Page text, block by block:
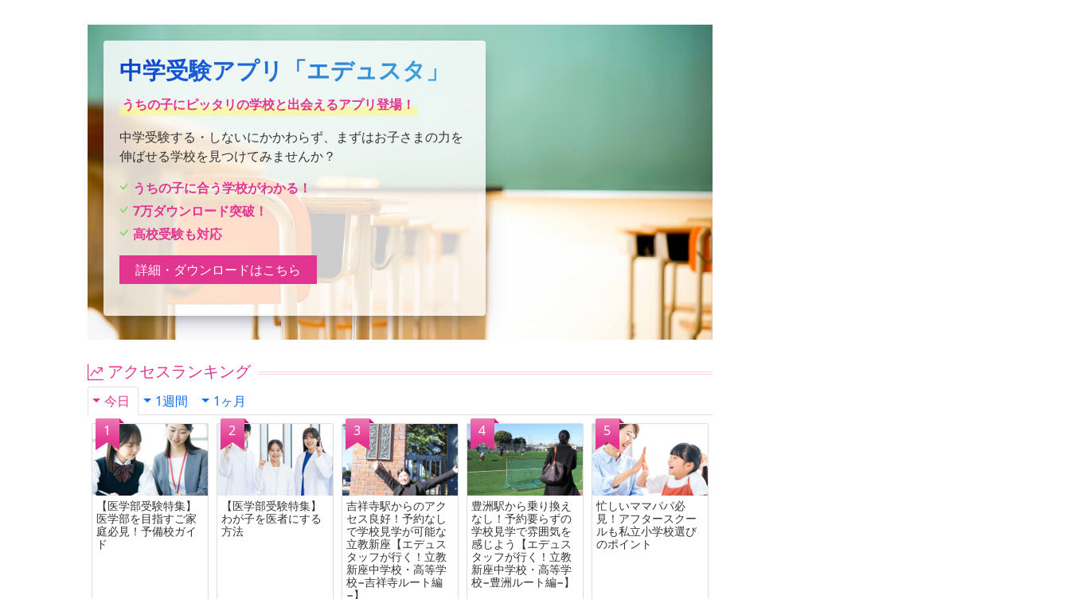
中学受験アプリ「エデュスタ」
うちの子にピッタリの学校と出会えるアプリ登場！
中学受験する・しないにかかわらず、まずはお子さまの力を
伸ばせる学校を見つけてみませんか？
うちの子に合う学校がわかる！
7万ダウンロード突破！
高校受験も対応
詳細・ダウンロードはこちら
アクセスランキング
今日 1週間 1ヶ月
【医学部受験特集】
医学部を目指すご家
庭必見！予備校ガイ
ド
【医学部受験特集】
わが子を医者にする
方法
吉祥寺駅からのアク
セス良好！予約なし
で学校見学が可能な
立教新座【エデュス
タッフが行く！立教
新座中学校・高等学
校−吉祥寺ルート編
−】
豊洲駅から乗り換え
なし！予約要らずの
学校見学で雰囲気を
感じよう【エデュス
タッフが行く！立教
新座中学校・高等学
校−豊洲ルート編−】
忙しいママパパ必
見！アフタースクー
ルも私立小学校選び
のポイント